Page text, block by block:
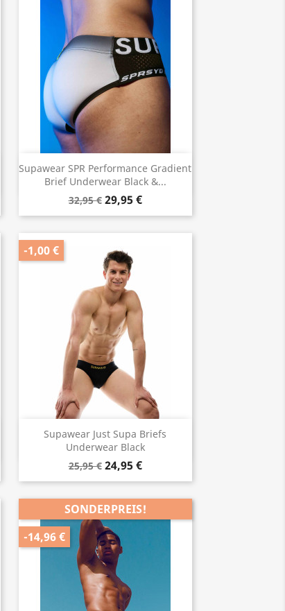
Supawear SPR Performance Gradient
Brief Underwear Black &...
32,95 € 29,95 €
 Vorschau
Supawear Just Supa Briefs
Underwear Black
25,95 € 24,95 €
-1,00 €
Vorschau
SONDERPREIS!
-14,96 €